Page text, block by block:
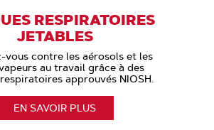
RESPIRATOIRES
JETABLES
vous contre les aérosols et les
au travail grâce à des
approuvés NIOSH.
EN SAVOIR PLUS